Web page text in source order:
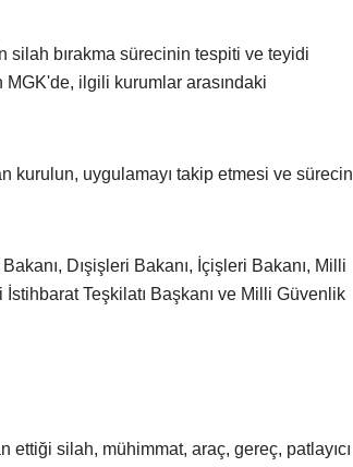
silah bırakma sürecinin tespiti ve teyidi
ilgili kurumlar arasındaki
kurulun, uygulamayı takip etmesi ve sürecin
Dışişleri Bakanı, İçişleri Bakanı, Milli
Teşkilatı Başkanı ve Milli Güvenlik
ettiği silah, mühimmat, araç, gereç, patlayıcı